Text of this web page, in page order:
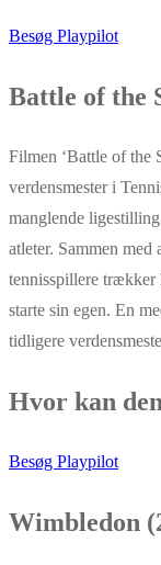
Besøg Playpilot
Battle of the
Filmen ‘Battle of the
verdensmester i
manglende
atleter. Sammen
tennisspillere trækker
starte sin egen. En
tidligere
Hvor kan
Besøg Playpilot
Wimbledon